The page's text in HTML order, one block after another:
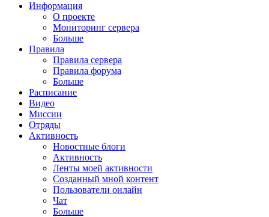
Информация
О проекте
Мониторинг сервера
Больше
Правила
Правила сервера
Правила форума
Больше
Расписание
Видео
Миссии
Отряды
Активность
Новостные блоги
Активность
Ленты моей активности
Созданный мной контент
Пользователи онлайн
Чат
Больше